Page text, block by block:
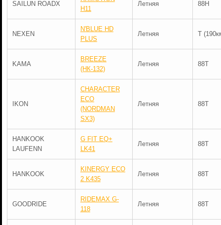
SAILUN ROADX
H11
Летняя 88H
NEXEN
N'BLUE HD
PLUS
Летняя T
KAMA
BREEZE
(НК-132)
Летняя 88T
IKON
CHARACTER
ECO
(NORDMAN
SX3)
Летняя 88T
HANKOOK
LAUFENN
G FIT EQ+
LK41
Летняя 88T
HANKOOK
KINERGY ECO
2 K435
Летняя 88T
GOODRIDE
RIDEMAX G-
118
Летняя 88T